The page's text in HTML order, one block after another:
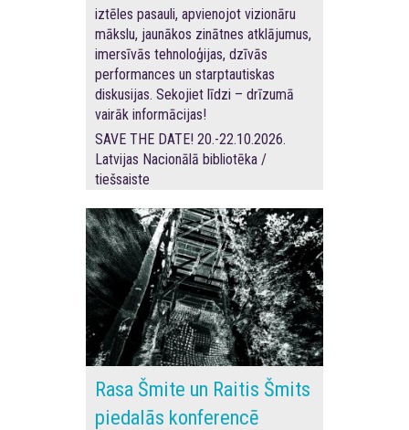
iztēles pasauli, apvienojot vizionāru
mākslu, jaunākos zinātnes atklājumus,
imersīvās tehnoloģijas, dzīvās
performances un starptautiskas
diskusijas. Sekojiet līdzi – drīzumā
vairāk informācijas!
SAVE THE DATE! 20.-22.10.2026.
Latvijas Nacionālā bibliotēka /
tiešsaiste
Rasa Šmite un Raitis Šmits
piedalās konferencē